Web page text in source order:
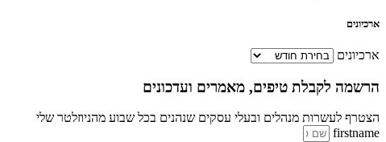
ארכיונים
ארכיונים
הרשמה לקבלת טיפים, מאמרים ועדכונים
הצטרף לעשרות מנהלים ובעלי עסקים שנהנים בכל שבוע מהניוזלטר שלי
firstname